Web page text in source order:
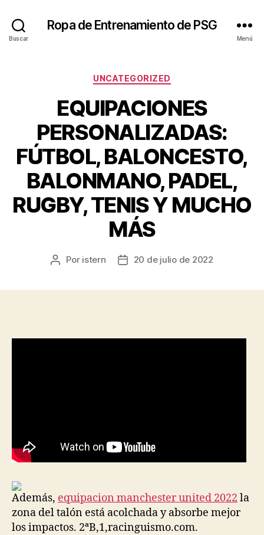
Buscar
Ropa de Entrenamiento de PSG
Menú
Categorías
UNCATEGORIZED
EQUIPACIONES
PERSONALIZADAS:
FÚTBOL, BALONCESTO,
BALONMANO, PADEL,
RUGBY, TENIS Y MUCHO
MÁS
Autor
Por istern
Fecha20 de julio de 2022
Además, equipacion manchester united 2022 la
zona del talón está acolchada y absorbe mejor
los impactos. 2ªB,1,racinguismo.com.